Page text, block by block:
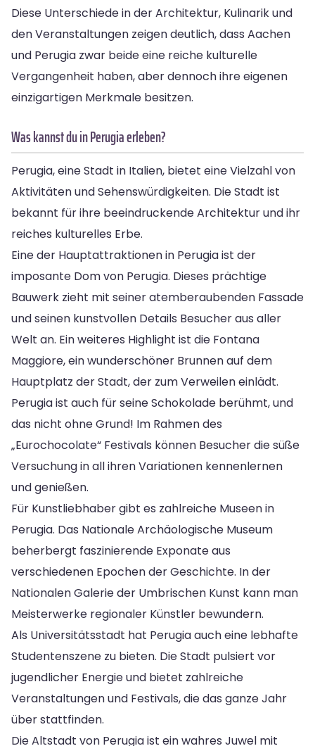
Diese Unterschiede in der Architektur, Kulinarik und
den Veranstaltungen zeigen deutlich, dass Aachen
und Perugia zwar beide eine reiche kulturelle
Vergangenheit haben, aber dennoch ihre eigenen
einzigartigen Merkmale besitzen.
Was kannst du in Perugia erleben?
Perugia, eine Stadt in Italien, bietet eine Vielzahl von
Aktivitäten und Sehenswürdigkeiten. Die Stadt ist
bekannt für ihre beeindruckende Architektur und ihr
reiches kulturelles Erbe.
Eine der Hauptattraktionen in Perugia ist der
imposante Dom von Perugia. Dieses prächtige
Bauwerk zieht mit seiner atemberaubenden Fassade
und seinen kunstvollen Details Besucher aus aller
Welt an. Ein weiteres Highlight ist die Fontana
Maggiore, ein wunderschöner Brunnen auf dem
Hauptplatz der Stadt, der zum Verweilen einlädt.
Perugia ist auch für seine Schokolade berühmt, und
das nicht ohne Grund! Im Rahmen des
„Eurochocolate“ Festivals können Besucher die süße
Versuchung in all ihren Variationen kennenlernen
und genießen.
Für Kunstliebhaber gibt es zahlreiche Museen in
Perugia. Das Nationale Archäologische Museum
beherbergt faszinierende Exponate aus
verschiedenen Epochen der Geschichte. In der
Nationalen Galerie der Umbrischen Kunst kann man
Meisterwerke regionaler Künstler bewundern.
Als Universitätsstadt hat Perugia auch eine lebhafte
Studentenszene zu bieten. Die Stadt pulsiert vor
jugendlicher Energie und bietet zahlreiche
Veranstaltungen und Festivals, die das ganze Jahr
über stattfinden.
Die Altstadt von Perugia ist ein wahres Juwel mit